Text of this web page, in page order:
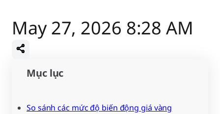
May 27, 2026 8:28 AM
Mục lục
So sánh các mức độ biến động giá vàng